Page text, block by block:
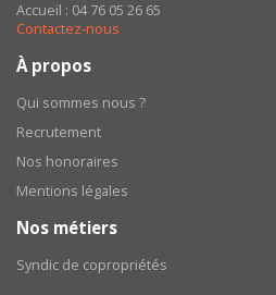
Accueil : 04 76 05 26 65
Contactez-nous
À propos
Qui sommes nous ?
Recrutement
Nos honoraires
Mentions légales
Nos métiers
Syndic de copropriétés